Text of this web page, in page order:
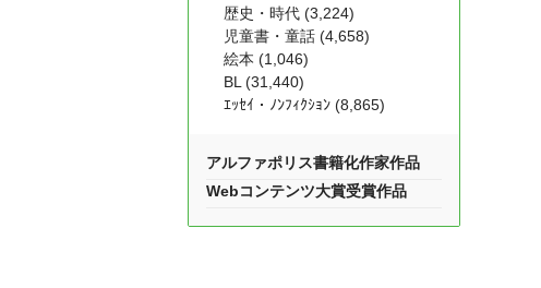
歴史・時代 (3,224)
児童書・童話 (4,658)
絵本 (1,046)
BL (31,440)
ｴｯｾｲ・ﾉﾝﾌｨｸｼｮﾝ (8,865)
アルファポリス書籍化作家作品
Webコンテンツ大賞受賞作品